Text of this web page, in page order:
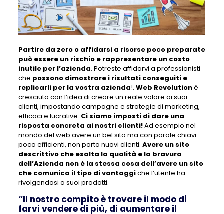
Partire da zero o affidarsi a risorse poco preparate
può essere un rischio e rappresentare un costo
inutile per l’azienda. Potreste affidarvi a professionisti
che possono dimostrare i risultati conseguiti e
replicarli per la vostra azienda!. Web Revolutionè
cresciuta con l’idea di creare un reale valore ai suoi
clienti, impostando campagne e strategie di marketing,
efficaci e lucrative. Ci siamo imposti di dare una
risposta concreta ai nostri clienti!Ad esempio nel
mondo del web avere un bel sito ma con parole chiavi
poco efficienti, non porta nuovi clienti. Avere un sito
descrittivo che esalta la qualità e la bravura
dell’Azienda non è la stessa cosa dell’avere un sito
che comunica il tipo di vantaggiche l’utente ha
rivolgendosi a suoi prodotti.
“Il nostro compito è trovare il modo di
farvi vendere di più, di aumentare il